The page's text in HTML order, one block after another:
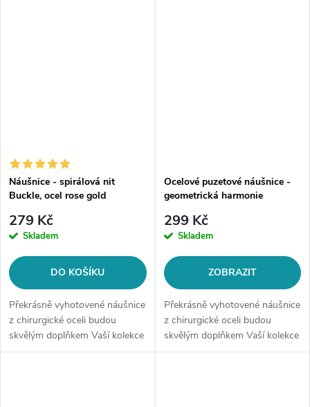
Náušnice - spirálová nit
Buckle, ocel rose gold
279 Kč
Skladem
DO KOŠÍKU
Překrásně vyhotovené náušnice
z chirurgické oceli budou
skvělým doplňkem Vaší kolekce
šperků. Materiál: chirurgická
Ocelové puzetové náušnice -
geometrická harmonie
299 Kč
Skladem
ZOBRAZIT
Překrásně vyhotovené náušnice
z chirurgické oceli budou
skvělým doplňkem Vaší kolekce
šperků. Materiál: chirurgická